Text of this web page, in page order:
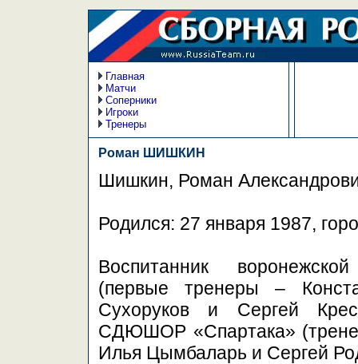
Главная
Матчи
Соперники
Игроки
Тренеры
Роман ШИШКИН
Шишкин, Роман
Родился: 27 января 1987,
Воспитанник
(первые тренеры –
Сухоруков и Сергей
СДЮШОР «Спартака»
Илья Цымбаларь и Сергей